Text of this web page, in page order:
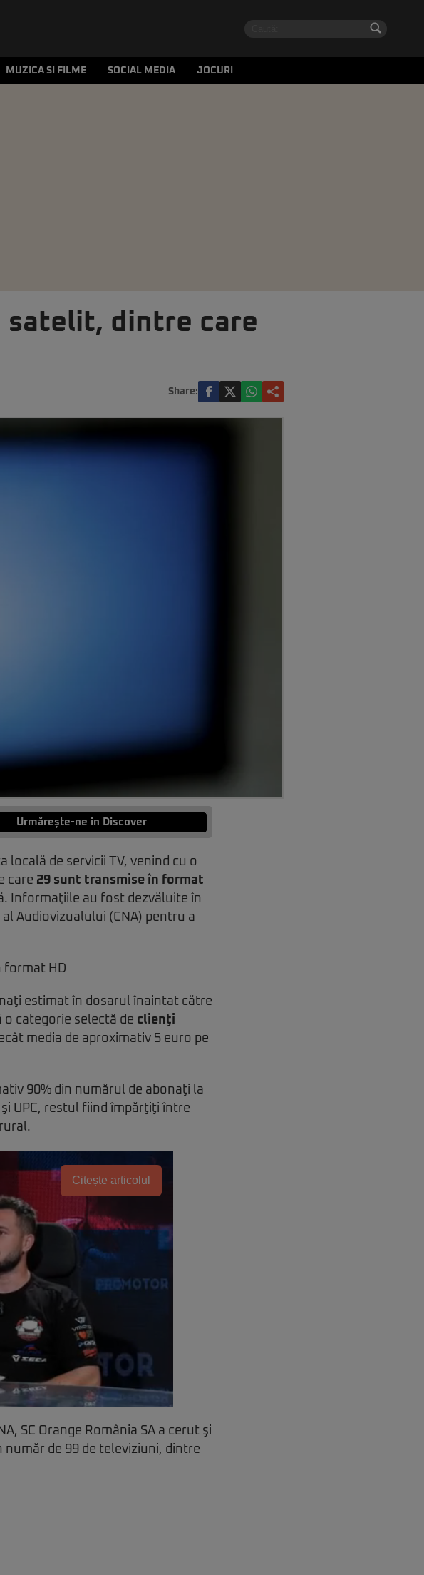
MUZICA SI FILME SOCIAL MEDIA JOCURI
satelit, dintre care
Share:
Urmărește-ne in Discover
locală de servicii TV, venind cu o
care 29 sunt transmise în format
Informaţiile au fost dezvăluite în
Audiovizualului (CNA) pentru a
estimat în dosarul înaintat către
o categorie selectă de clienţi
media de aproximativ 5 euro pe
90% din numărul de abonaţi la
UPC, restul fiind împărţiţi între
Citește articolul
SC Orange România SA a cerut şi
număr de 99 de televiziuni, dintre